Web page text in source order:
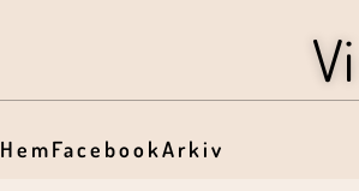
HemFacebookArkiv